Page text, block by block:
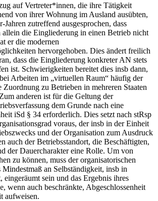
auf Vertreter*innen, die ihre Tätigkeit
von ihrer Wohnung im Ausland ausübten,
Jahren zutreffend ausgesprochen, dass
allein die Eingliederung in einen Betrieb nicht
er die modernen
hervorgehoben. Dies ändert freilich
dass die Eingliederung konkreter AN stets
ist. Schwierigkeiten bereitet dies insb dann,
Arbeiten im „virtuellen Raum“ häufig der
Zuordnung zu Betrieben in mehreren Staaten
Zum anderen ist für die Geltung der
dem Grunde nach eine
iSd § 34 erforderlich. Dies setzt nach stRsp
voraus, der insb in der Einheit
und der Organisation zum Ausdruck
auch der Betriebsstandort, die Beschäftigten,
der Dauercharakter eine Rolle. Um von
zu können, muss der organisatorischen
an Selbständigkeit, insb in
eingeräumt sein und das Ergebnis ihres
wenn auch beschränkte, Abgeschlossenheit
aufweisen.